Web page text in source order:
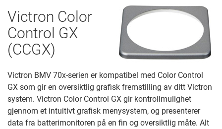
Victron Color
Control GX
(CCGX)
Victron BMV 70x-serien er kompatibel med Color Control
GX som gir en oversiktlig grafisk fremstilling av ditt Victron
system. Victron Color Control GX gir kontrollmulighet
gjennom et intuitivt grafisk menysystem, og presenterer
data fra batterimonitoren på en fin og oversiktlig måte. Alt